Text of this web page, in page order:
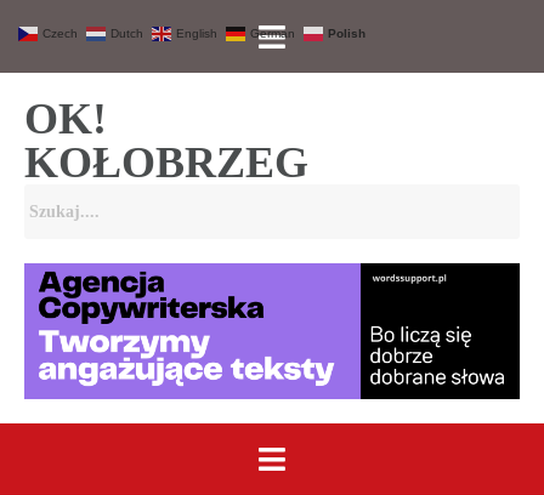
OK!
KOŁOBRZEG
Czech Dutch English German Polish